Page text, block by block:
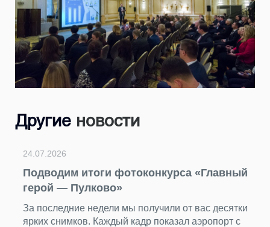
Другие новости
24.07.2026
Подводим итоги фотоконкурса «Главный
герой — Пулково»
За последние недели мы получили от вас десятки
ярких снимков. Каждый кадр показал аэропорт с